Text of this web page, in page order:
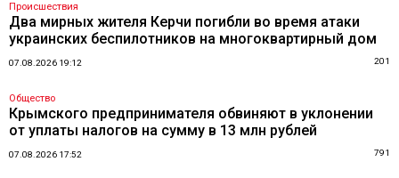
Происшествия
Два мирных жителя Керчи погибли во время атаки
украинских беспилотников на многоквартирный дом
07.08.2026 19:12 201
Общество
Крымского предпринимателя обвиняют в уклонении
от уплаты налогов на сумму в 13 млн рублей
07.08.2026 17:52 791